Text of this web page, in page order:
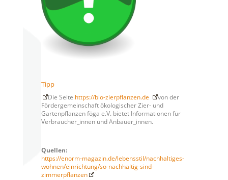
Tipp
Die Seite https://bio-zierpflanzen.de
von der
Fördergemeinschaft ökologischer Zier- und
Gartenpflanzen föga e.V. bietet Informationen für
Verbraucher_innen und Anbauer_innen.
Quellen:
https://enorm-magazin.de/lebensstil/nachhaltiges-
wohnen/einrichtung/so-nachhaltig-sind-
zimmerpflanzen